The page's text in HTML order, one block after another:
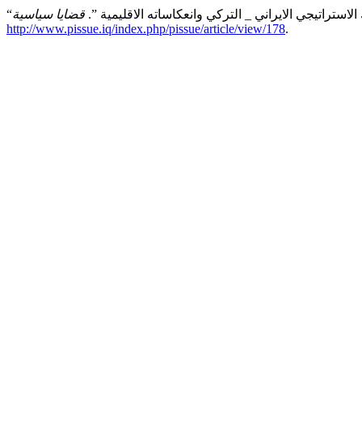
الايراني _ التركي وانعكاساته الاقليمية ”. قضايا سياسية
http://www.pissue.iq/index.php/pissue/article/view/178.